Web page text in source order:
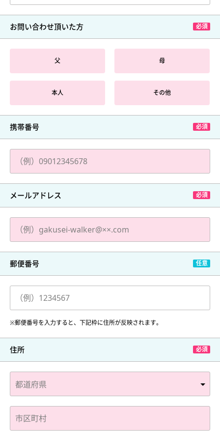
お問い合わせ頂いた方
父 母
本人 その他
携帯番号
メールアドレス
郵便番号
※郵便番号を入力すると、下記枠に住所が反映されます。
住所